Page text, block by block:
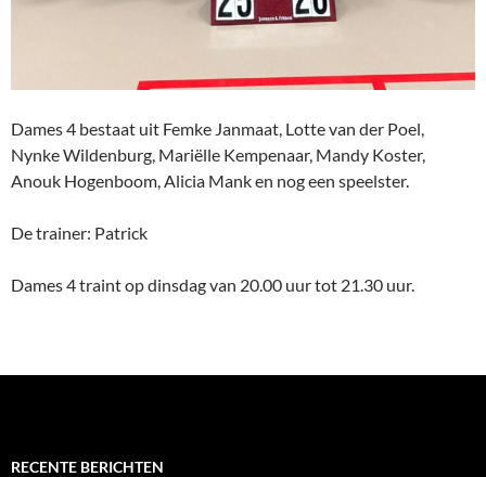
Dames 4 bestaat uit Femke Janmaat, Lotte van der Poel,
Nynke Wildenburg, Mariëlle Kempenaar, Mandy Koster,
Anouk Hogenboom, Alicia Mank en nog een speelster.
De trainer: Patrick
Dames 4 traint op dinsdag van 20.00 uur tot 21.30 uur.
RECENTE BERICHTEN